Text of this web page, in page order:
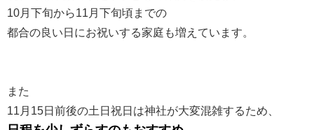
10月下旬から11月下旬頃までの
都合の良い日にお祝いする家庭も増えています。
また
11月15日前後の土日祝日は神社が大変混雑するため、